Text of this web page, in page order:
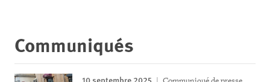
Communiqués
10 septembre 2025